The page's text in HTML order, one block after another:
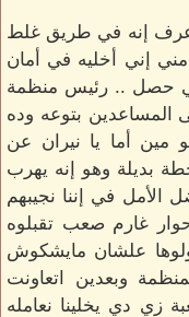
عرف إنه في طريق غلط
إني أخليه في أمان
حصل .. رئيس منظمة
بتوعه وده
مين أما يا نيران عن
بديلة وهو إنه يهرب
الأمل في إننا نجيبهم
غارم صعب تقبلوه
علشان مايشكوش
وبعدين اتعاونت
زي دي يخلينا نعامله